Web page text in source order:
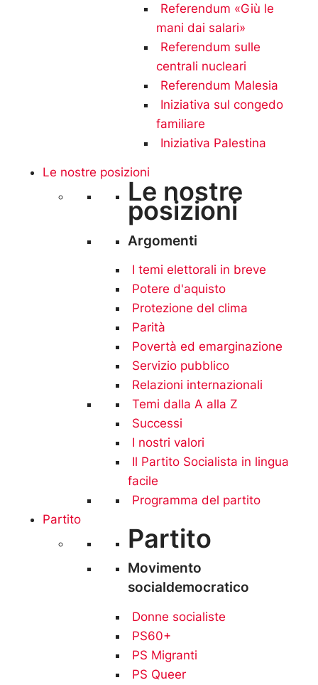
Referendum «Giù le
mani dai salari»
Referendum sulle
centrali nucleari
Referendum Malesia
Iniziativa sul congedo
familiare
Iniziativa Palestina
Le nostre posizioni
Le nostre
posizioni
Argomenti
I temi elettorali in breve
Potere d'aquisto
Protezione del clima
Parità
Povertà ed emarginazione
Servizio pubblico
Relazioni internazionali
Temi dalla A alla Z
Successi
I nostri valori
Il Partito Socialista in lingua
facile
Programma del partito
Partito
Partito
Movimento
socialdemocratico
Donne socialiste
PS60+
PS Migranti
PS Queer